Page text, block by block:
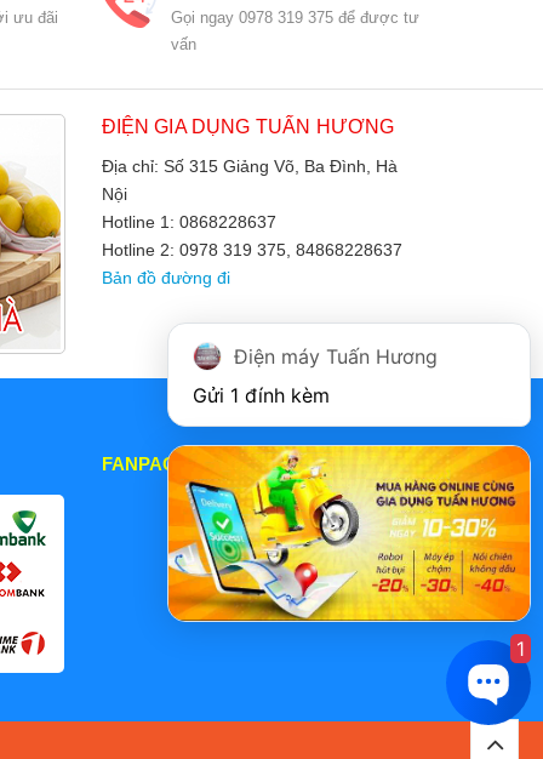
ưu đãi
Gọi ngay 0978 319 375 để được tư
vấn
ĐIỆN GIA DỤNG TUẤN HƯƠNG
Địa chỉ: Số 315 Giảng Võ, Ba Đình, Hà
Nội
Hotline 1: 0868228637
Hotline 2: 0978 319 375, 84868228637
Bản đồ đường đi
FANPAGE
Điện máy Tuấn Hương
Gửi 1 đính kèm
1